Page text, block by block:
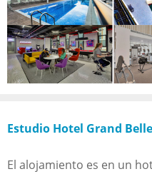
Estudio Hotel Grand
El alojamiento es en un